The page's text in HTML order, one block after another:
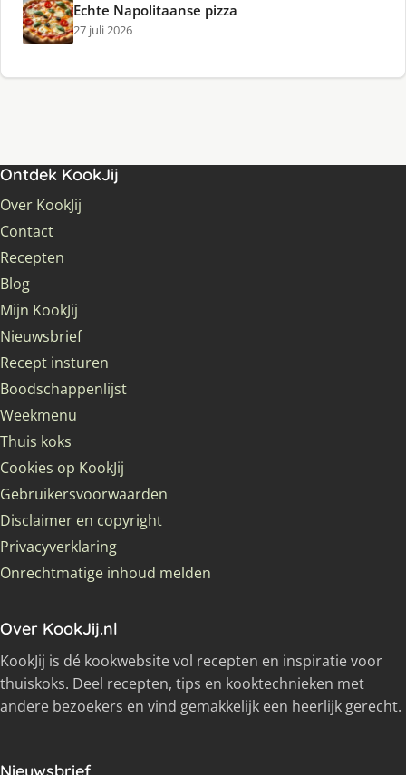
Echte Napolitaanse pizza
27 juli 2026
Ontdek KookJij
Over KookJij
Contact
Recepten
Blog
Mijn KookJij
Nieuwsbrief
Recept insturen
Boodschappenlijst
Weekmenu
Thuis koks
Cookies op KookJij
Gebruikersvoorwaarden
Disclaimer en copyright
Privacyverklaring
Onrechtmatige inhoud melden
Over KookJij.nl
KookJij is dé kookwebsite vol recepten en inspiratie voor
thuiskoks. Deel recepten, tips en kooktechnieken met
andere bezoekers en vind gemakkelijk een heerlijk gerecht.